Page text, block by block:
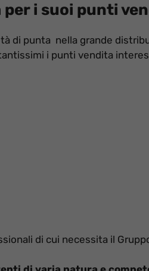
per i suoi punti
di punta nella grande
i punti vendita
di cui necessita il